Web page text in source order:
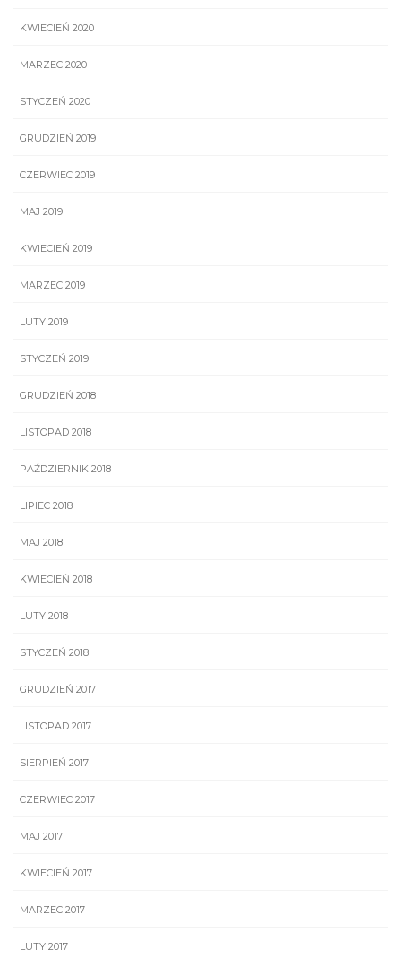
KWIECIEŃ 2020
MARZEC 2020
STYCZEŃ 2020
GRUDZIEŃ 2019
CZERWIEC 2019
MAJ 2019
KWIECIEŃ 2019
MARZEC 2019
LUTY 2019
STYCZEŃ 2019
GRUDZIEŃ 2018
LISTOPAD 2018
PAŹDZIERNIK 2018
LIPIEC 2018
MAJ 2018
KWIECIEŃ 2018
LUTY 2018
STYCZEŃ 2018
GRUDZIEŃ 2017
LISTOPAD 2017
SIERPIEŃ 2017
CZERWIEC 2017
MAJ 2017
KWIECIEŃ 2017
MARZEC 2017
LUTY 2017